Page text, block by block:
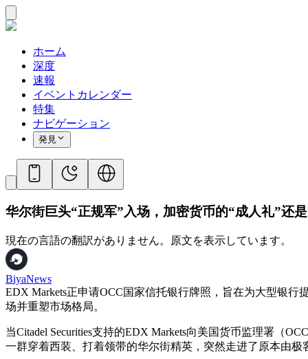
ホーム
深度
速報
イベントカレンダー
特集
ナビゲーション
発見
华尔街巨头“正规军”入场，加密货币的“成人礼”还
現在の言語の翻訳がありません。原文を表示しています。
BiyaNews
EDX Markets正申请OCC国家信托银行牌照，旨在为大型银
场并重塑市场格局。
当Citadel Securities支持的EDX Markets向美国货币监理署（
一群穿着西装、打着领带的华尔街精英，突然走进了原本由